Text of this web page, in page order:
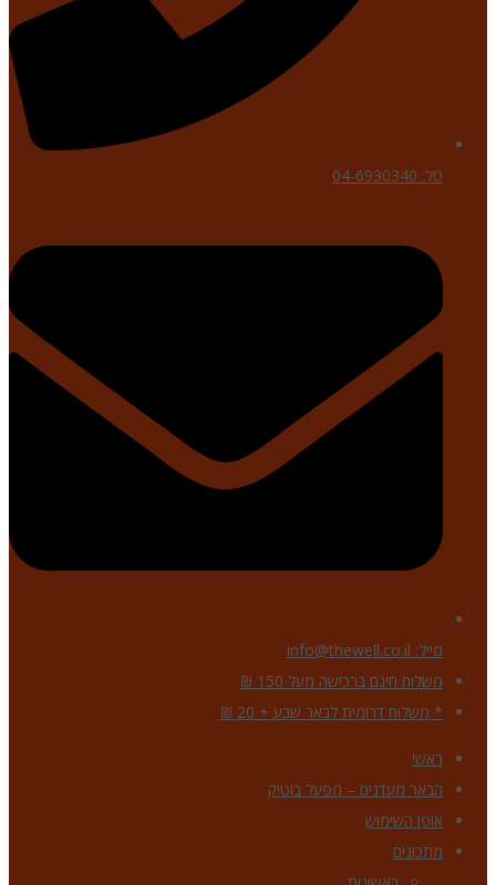
טל: 04-6930340
מייל: info@thewell.co.il
משלוח חינם ברכישה מעל 150 ₪
* משלוח דרומית לבאר שבע + 20 ₪
ראשי
הבאר מעדנים – מפעל בוטיק
אופן השימוש
מתכונים